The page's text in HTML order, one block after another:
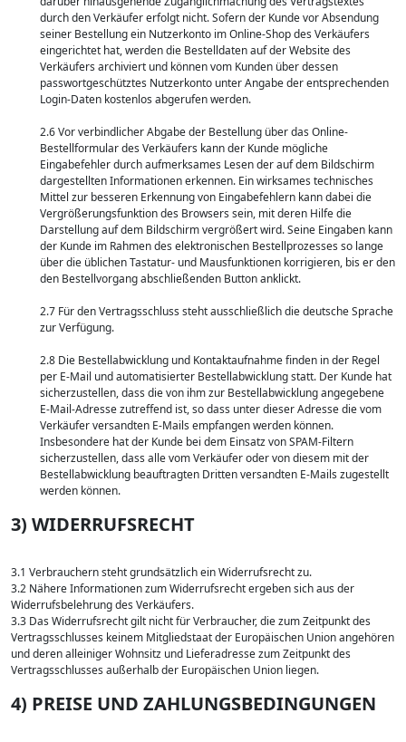
durch den Verkäufer erfolgt nicht. Sofern der Kunde vor Absendung
seiner Bestellung ein Nutzerkonto im Online-Shop des Verkäufers
eingerichtet hat, werden die Bestelldaten auf der Website des
Verkäufers archiviert und können vom Kunden über dessen
passwortgeschütztes Nutzerkonto unter Angabe der entsprechenden
Login-Daten kostenlos abgerufen werden.
2.6 Vor verbindlicher Abgabe der Bestellung über das Online-
Bestellformular des Verkäufers kann der Kunde mögliche
Eingabefehler durch aufmerksames Lesen der auf dem Bildschirm
dargestellten Informationen erkennen. Ein wirksames technisches
Mittel zur besseren Erkennung von Eingabefehlern kann dabei die
Vergrößerungsfunktion des Browsers sein, mit deren Hilfe die
Darstellung auf dem Bildschirm vergrößert wird. Seine Eingaben kann
der Kunde im Rahmen des elektronischen Bestellprozesses so lange
über die üblichen Tastatur- und Mausfunktionen korrigieren, bis er den
den Bestellvorgang abschließenden Button anklickt.
2.7 Für den Vertragsschluss steht ausschließlich die deutsche Sprache
zur Verfügung.
2.8 Die Bestellabwicklung und Kontaktaufnahme finden in der Regel
per E-Mail und automatisierter Bestellabwicklung statt. Der Kunde hat
sicherzustellen, dass die von ihm zur Bestellabwicklung angegebene
E-Mail-Adresse zutreffend ist, so dass unter dieser Adresse die vom
Verkäufer versandten E-Mails empfangen werden können.
Insbesondere hat der Kunde bei dem Einsatz von SPAM-Filtern
sicherzustellen, dass alle vom Verkäufer oder von diesem mit der
Bestellabwicklung beauftragten Dritten versandten E-Mails zugestellt
werden können.
3) WIDERRUFSRECHT
3.1 Verbrauchern steht grundsätzlich ein Widerrufsrecht zu.
3.2 Nähere Informationen zum Widerrufsrecht ergeben sich aus der
Widerrufsbelehrung des Verkäufers.
3.3 Das Widerrufsrecht gilt nicht für Verbraucher, die zum Zeitpunkt des
Vertragsschlusses keinem Mitgliedstaat der Europäischen Union angehören
und deren alleiniger Wohnsitz und Lieferadresse zum Zeitpunkt des
Vertragsschlusses außerhalb der Europäischen Union liegen.
4) PREISE UND ZAHLUNGSBEDINGUNGEN